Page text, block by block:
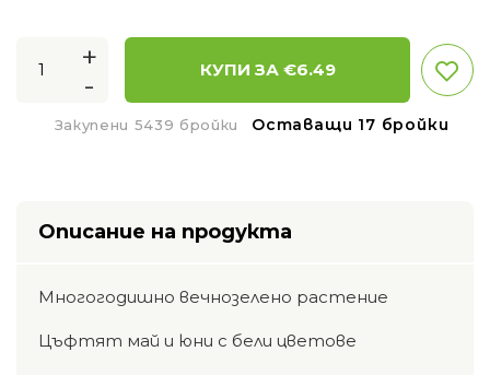
+
-
КУПИ ЗА €6.49
Закупени 5439 бройки Оставащи 17 бройки
Описание на продукта
Многогодишно вечнозелено растение
Цъфтят май и юни с бели цветове